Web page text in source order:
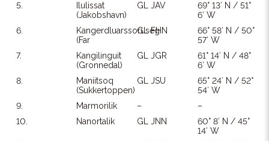
5.
Ilulissat
(Jakobshavn)
GL JAV
69° 13′ N / 51°
6′ W
6.
Kangerdluarssoruseg
(Far
GL FHN
66° 58′ N / 50°
57′ W
7.
Kangilinguit
(Gronnedal)
GL JGR
61° 14′ N / 48°
6′ W
8.
Maniitsoq
(Sukkertoppen)
GL JSU
65° 24′ N / 52°
54′ W
9.
Marmorilik –
–
10.
Nanortalik GL JNN
60° 8′ N / 45°
14′ W